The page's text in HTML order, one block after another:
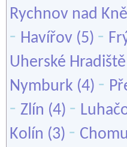
Rychnov nad
- Havířov (5) -
Uherské Hradiště
Nymburk (4) -
- Zlín (4) -
Kolín (3) -